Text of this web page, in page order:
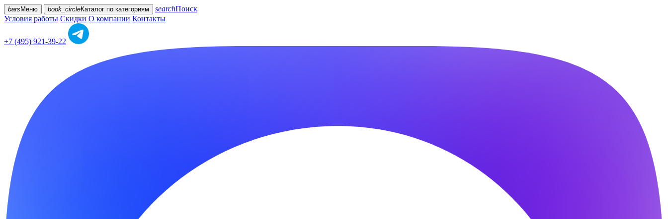
bars Меню book_circleКаталог по категориям searchПоиск
Условия работы Скидки О компании Контакты
+7 (495) 921-39-22